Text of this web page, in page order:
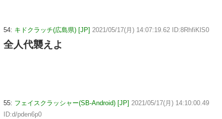
54: キドクラッチ(広島県) [JP] 2021/05/17(月) 14:07:19.62 ID:8RhfiKlS0
全人代襲えよ
55: フェイスクラッシャー(SB-Android) [JP] 2021/05/17(月) 14:10:00.49
ID:d/pden6p0